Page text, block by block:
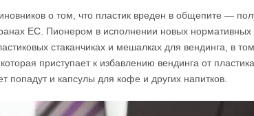
о том, что пластик вреден в общепите —
ЕС. Пионером в исполнении новых нормативных
стаканчиках и мешалках для вендинга, в
приступает к избавлению вендинга от
и капсулы для кофе и других напитков.